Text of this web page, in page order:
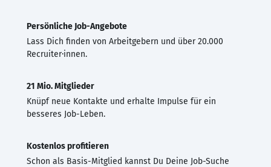
Persönliche Job-Angebote
Lass Dich finden von Arbeitgebern und über 20.000
Recruiter·innen.
21 Mio. Mitglieder
Knüpf neue Kontakte und erhalte Impulse für ein
besseres Job-Leben.
Kostenlos profitieren
Schon als Basis-Mitglied kannst Du Deine Job-Suche